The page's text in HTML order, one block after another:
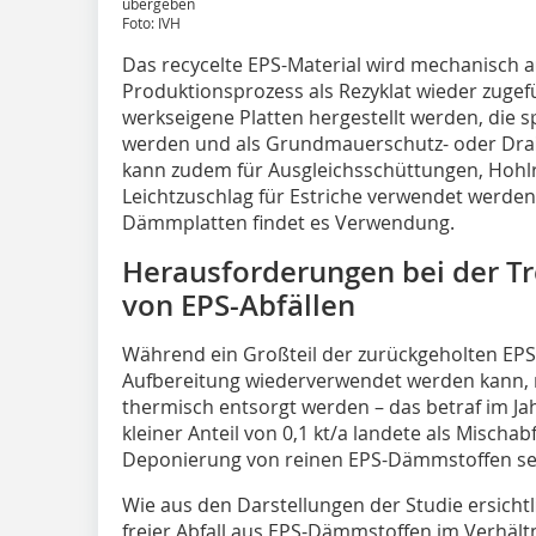
Foto: IVH
Das recycelte EPS-Material wird mechanisch
Produktionsprozess als Rezyklat wieder
werkseigene Platten hergestellt werden, die
werden und als Grundmauerschutz- oder
kann zudem für Ausgleichsschüttungen,
Leichtzuschlag für Estriche verwendet
Dämmplatten findet es Verwendung.
Herausforderungen bei der
von EPS-Abfällen
Während ein Großteil der zurückgeholten
Aufbereitung wiederverwendet werden
thermisch entsorgt werden – das betraf im
kleiner Anteil von 0,1 kt/a landete als
Deponierung von reinen EPS-Dämmstoffen
Wie aus den Darstellungen der Studie